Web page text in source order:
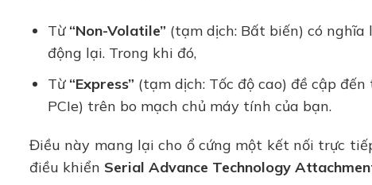
Từ “Non-Volatile” (tạm dịch: Bất biến) có
động lại. Trong khi đó,
Từ “Express” (tạm dịch: Tốc độ cao) đề cập
PCIe) trên bo mạch chủ máy tính của bạn.
Điều này mang lại cho ổ cứng một kết nối trực
điều khiển Serial Advance Technology